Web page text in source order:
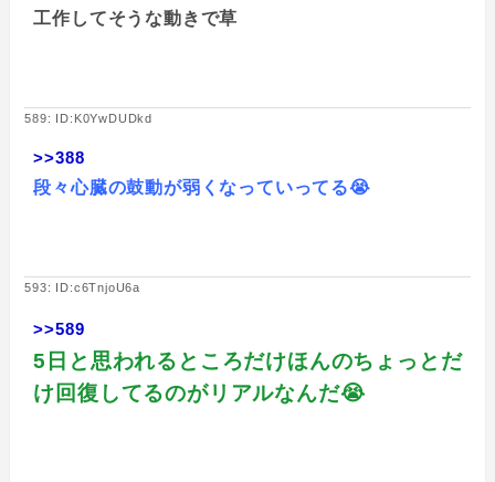
工作してそうな動きで草
589: ID:K0YwDUDkd
>>388
段々心臓の鼓動が弱くなっていってる😭
593: ID:c6TnjoU6a
>>589
5日と思われるところだけほんのちょっとだ
け回復してるのがリアルなんだ😭